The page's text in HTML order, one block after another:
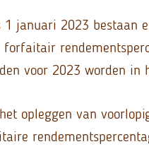
1 januari 2023 bestaan
forfaitair
voor 2023 worden in
opleggen van